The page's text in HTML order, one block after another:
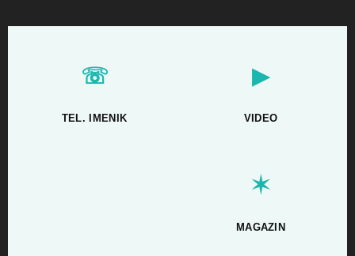
☏
TEL. IMENIK
▶
VIDEO
✶
MAGAZIN